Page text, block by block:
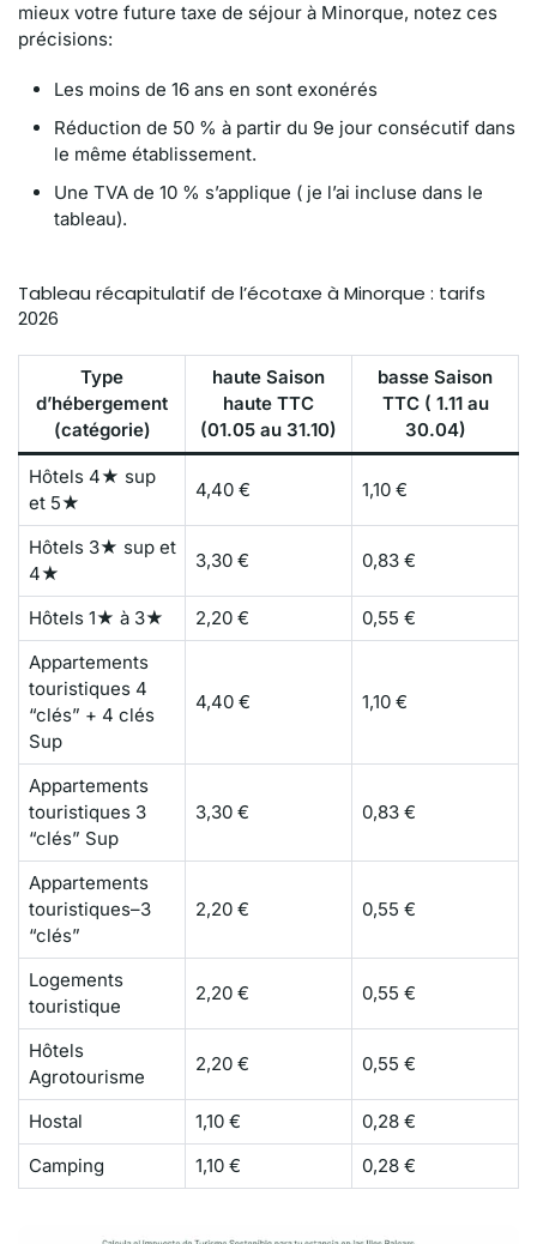
mieux votre future taxe de séjour à Minorque, notez ces
précisions:
Les moins de 16 ans en sont exonérés
Réduction de 50 % à partir du 9e jour consécutif dans
le même établissement.
Une TVA de 10 % s’applique ( je l’ai incluse dans le
tableau).
Tableau récapitulatif de l’écotaxe à Minorque : tarifs
2026
Type
d’hébergement
(catégorie)
haute Saison
haute TTC
(01.05 au 31.10)
basse Saison
TTC ( 1.11 au
30.04)
Hôtels 4★ sup
et 5★
4,40 € 1,10 €
Hôtels 3★ sup et
4★
3,30 € 0,83 €
Hôtels 1★ à 3★ 2,20 €
0,55 €
Appartements
touristiques 4
“clés” + 4 clés
Sup
4,40 € 1,10 €
Appartements
touristiques 3
“clés” Sup
3,30 € 0,83 €
Appartements
touristiques–3
“clés”
2,20 € 0,55 €
Logements
touristique
2,20 € 0,55 €
Hôtels
Agrotourisme
2,20 € 0,55 €
Hostal 1,10 €
0,28 €
Camping
1,10 € 0,28 €